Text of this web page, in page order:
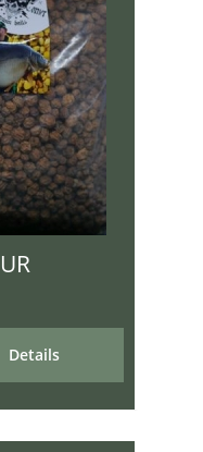
Details